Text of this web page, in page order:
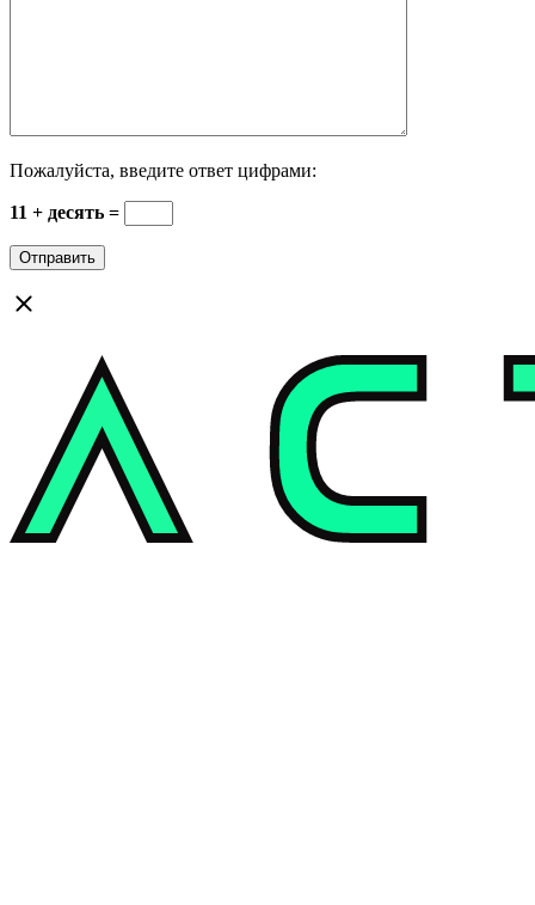
Пожалуйста, введите ответ цифрами:
11 + десять =